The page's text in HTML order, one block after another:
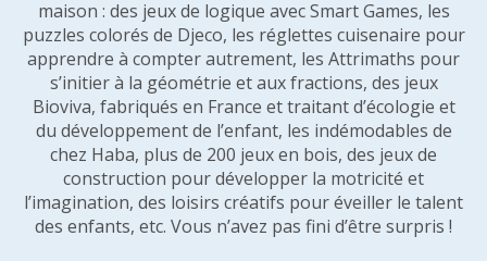
maison : des jeux de logique avec Smart Games, les
puzzles colorés de Djeco, les réglettes cuisenaire pour
apprendre à compter autrement, les Attrimaths pour
s’initier à la géométrie et aux fractions, des jeux
Bioviva, fabriqués en France et traitant d’écologie et
du développement de l’enfant, les indémodables de
chez Haba, plus de 200 jeux en bois, des jeux de
construction pour développer la motricité et
l’imagination, des loisirs créatifs pour éveiller le talent
des enfants, etc. Vous n’avez pas fini d’être surpris !